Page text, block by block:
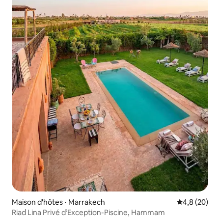
Maison d'hôtes ⋅ Marrakech Évaluation
4,8 (20)
Riad Lina Privé d’Exception-Piscine, Hammam